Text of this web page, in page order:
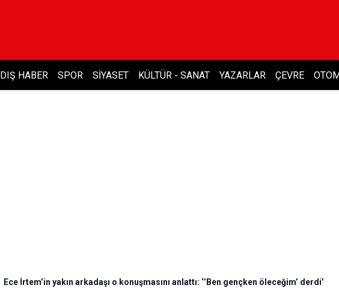
DIŞ HABER SPOR SIYASET KÜLTÜR - SANAT YAZARLAR ÇEVRE
Ece İrtem’in yakın arkadaşı o konuşmasını anlattı: ‘’Ben gençken öleceğim’ derdi’